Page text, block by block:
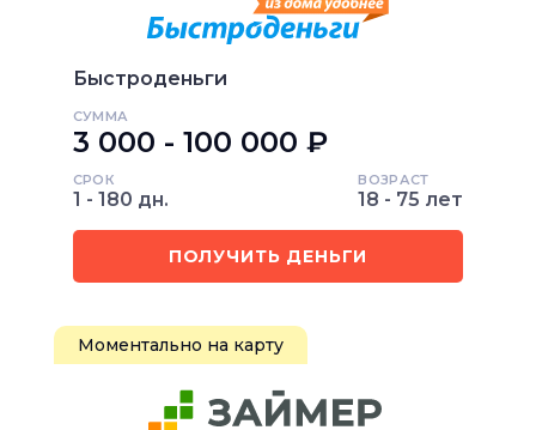
Быстроденьги
СУММА
3 000 - 100 000 ₽
СРОК
1 - 180 дн.
ВОЗРАСТ
18 - 75 лет
ПОЛУЧИТЬ ДЕНЬГИ
Моментально на карту